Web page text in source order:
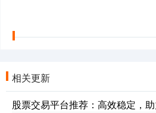
相关更新
股票交易平台推荐：高效稳定，